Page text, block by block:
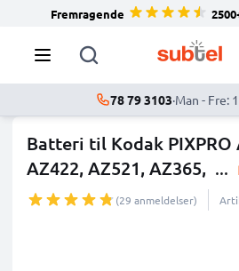
Fremragende
78 79 3103·Man - Fre:
Batteri til Kodak PIXPRO
AZ422, AZ521, AZ365, ...
(29 anmeldelser)